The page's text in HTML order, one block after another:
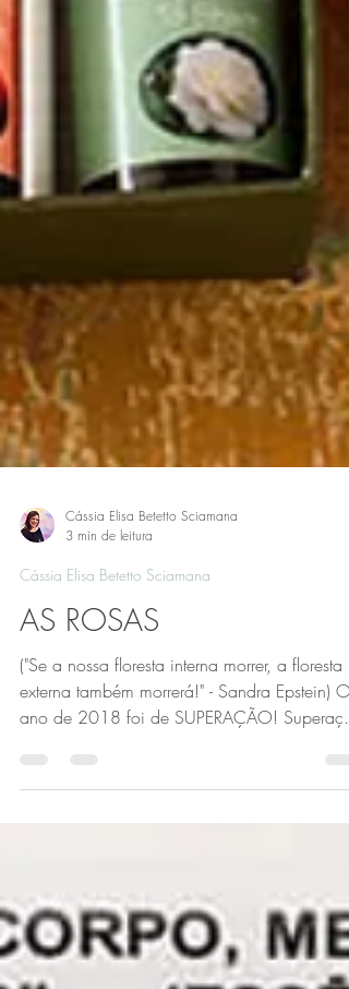
3 min de leitura
Cássia Elisa Betetto Sciamana
AS ROSAS
("Se a nossa floresta interna morrer, a floresta
externa também morrerá!" - Sandra Epstein) O
de...